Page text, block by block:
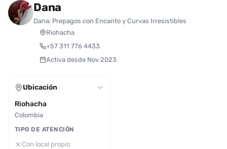
Dana
Dana: Prepagos con Encanto y Curvas Irresistibles
Riohacha
+57 311 776 4433
Activa desde Nov 2023
Ubicación
Riohacha
Colombia
TIPO DE ATENCIÓN
Con local propio